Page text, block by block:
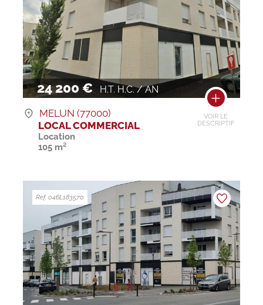
24 200 € H.T. H.C. / AN
VOIR LE
DESCRIPTIF
MELUN (77000)
LOCAL COMMERCIAL
Location
105 m²
Ref. 046L183570